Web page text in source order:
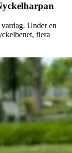
Under en
flera